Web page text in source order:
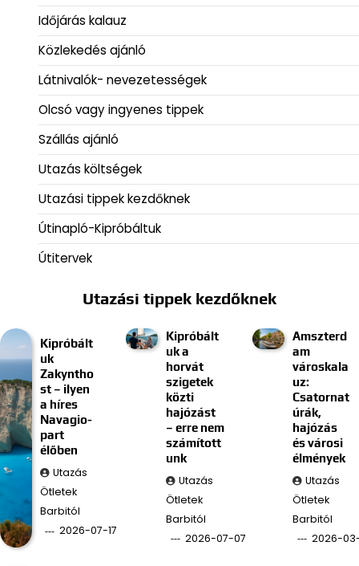
Időjárás kalauz
Közlekedés ajánló
Látnivalók- nevezetességek
Olcsó vagy ingyenes tippek
Szállás ajánló
Utazás költségek
Utazási tippek kezdőknek
Útinapló-Kipróbáltuk
Útitervek
Utazási tippek kezdőknek
Kipróbált
uk
Zakyntho
st – ilyen
a híres
Navagio-
part
élőben
Utazás
Ötletek
Barbitól
2026-07-17
Kipróbált
uk a
horvát
szigetek
közti
hajózást
– erre nem
számított
unk
Utazás
Ötletek
Barbitól
2026-07-07
Amszterd
am
városkala
uz:
Csatornat
úrák,
hajózás
és városi
élmények
Utazás
Ötletek
Barbitól
2026-